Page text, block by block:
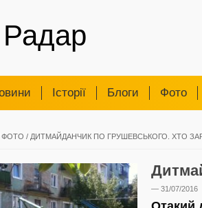
Радар
Iсторії Блоги Фото
ФОТО / ДИТМАЙДАНЧИК ПО ГРУШЕВСЬКОГО. ХТО
— 31/07/2016